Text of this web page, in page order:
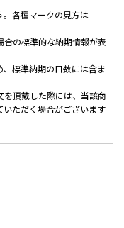
各種マークの見方は
の標準的な納期情報が表
標準納期の日数には含ま
頂戴した際には、当該商
ただく場合がございます